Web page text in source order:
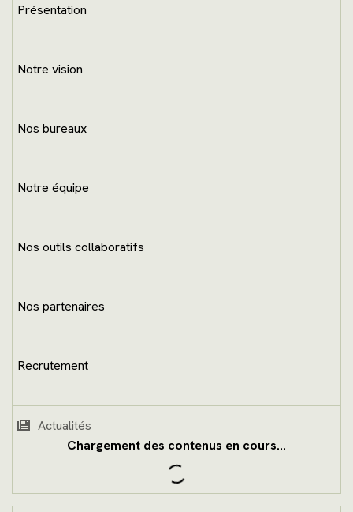
Présentation
Notre vision
Nos bureaux
Notre équipe
Nos outils collaboratifs
Nos partenaires
Recrutement
Actualités